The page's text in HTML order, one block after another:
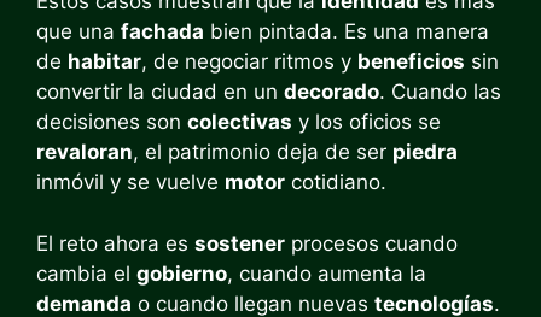
que una fachada bien pintada. Es una manera
de habitar, de negociar ritmos y beneficios sin
convertir la ciudad en un decorado. Cuando las
decisiones son colectivas y los oficios se
revaloran, el patrimonio deja de ser piedra
inmóvil y se vuelve motor cotidiano.
El reto ahora es sostener procesos cuando
cambia el gobierno, cuando aumenta la
demanda o cuando llegan nuevas tecnologías.